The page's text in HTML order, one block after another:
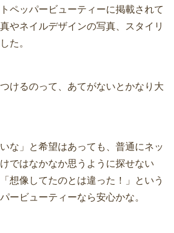
ペッパービューティーに掲載されて
やネイルデザインの写真、スタイリ
た。
けるのって、あてがないとかなり大
な」と希望はあっても、普通にネッ
ではなかなか思うように探せない
想像してたのとは違った！」という
ービューティーなら安心かな。